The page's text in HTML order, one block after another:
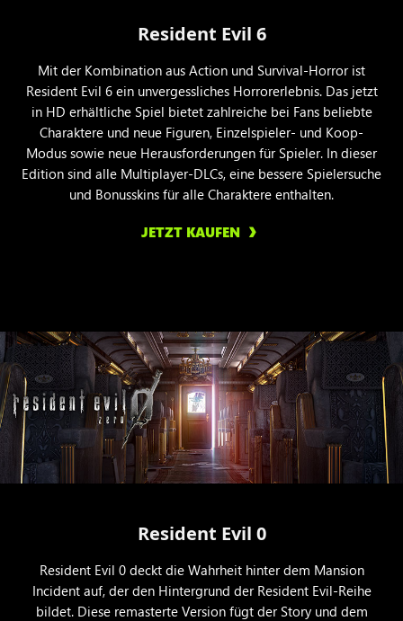
Resident Evil 6
Mit der Kombination aus Action und Survival-Horror ist
Resident Evil 6 ein unvergessliches Horrorerlebnis. Das jetzt
in HD erhältliche Spiel bietet zahlreiche bei Fans beliebte
Charaktere und neue Figuren, Einzelspieler- und Koop-
Modus sowie neue Herausforderungen für Spieler. In dieser
Edition sind alle Multiplayer-DLCs, eine bessere Spielersuche
und Bonusskins für alle Charaktere enthalten.
JETZT KAUFEN
Resident Evil 0
Resident Evil 0 deckt die Wahrheit hinter dem Mansion
Incident auf, der den Hintergrund der Resident Evil-Reihe
bildet. Diese remasterte Version fügt der Story und dem